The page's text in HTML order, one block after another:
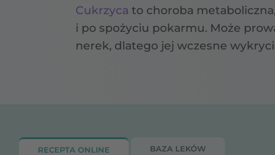
Cukrzyca to choroba
i po spożyciu pokarmu. Może
nerek, dlatego jej wczesne
RECEPTA ONLINE BAZA LEKÓW